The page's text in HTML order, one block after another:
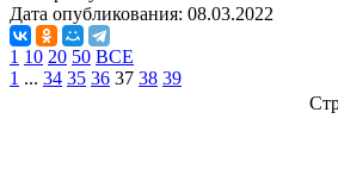
Дата опубликования: 08.03.2022
1 10 20 50 ВСЕ
1 ... 34 35 36 37 38 39